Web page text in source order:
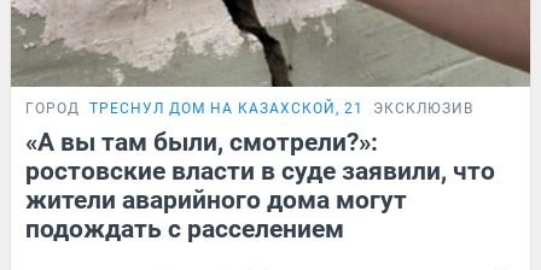
ГОРОД ТРЕСНУЛ ДОМ НА КАЗАХСКОЙ, 21 ЭКСКЛЮЗИВ
«А вы там были, смотрели?»:
ростовские власти в суде заявили, что
жители аварийного дома могут
подождать с расселением